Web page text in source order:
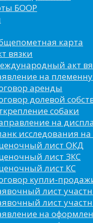
БООР
карта
вязки
акт
на
аренды
долевой
собаки
на
исследования на
лист ОКД
лист ЗКС
лист КС
купли-
лист
лист
на